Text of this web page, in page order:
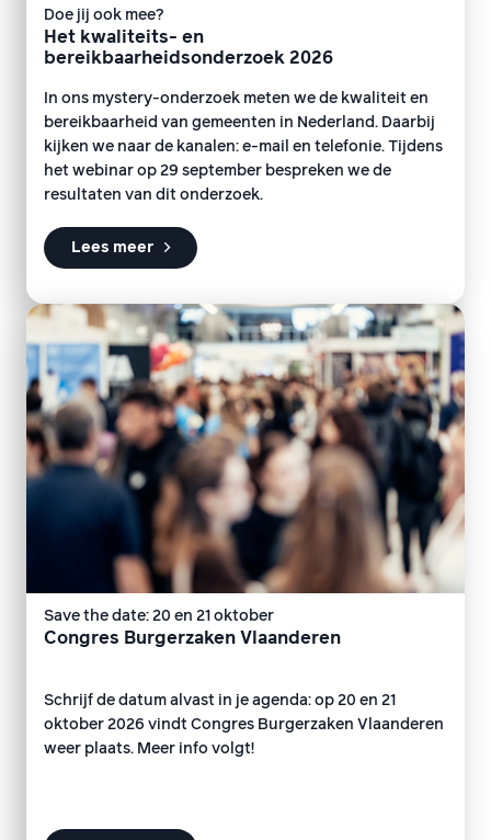
Doe jij ook mee?
Het kwaliteits- en
bereikbaarheidsonderzoek 2026
In ons mystery-onderzoek meten we de kwaliteit en
bereikbaarheid van gemeenten in Nederland. Daarbij
kijken we naar de kanalen: e-mail en telefonie. Tijdens
het webinar op 29 september bespreken we de
resultaten van dit onderzoek.
Lees meer
Save the date: 20 en 21 oktober
Congres Burgerzaken Vlaanderen
Schrijf de datum alvast in je agenda: op 20 en 21
oktober 2026 vindt Congres Burgerzaken Vlaanderen
weer plaats. Meer info volgt!